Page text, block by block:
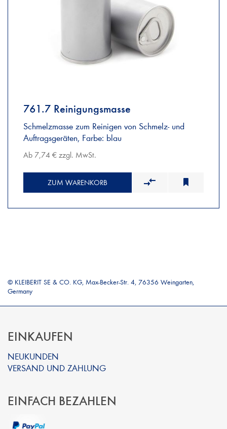
761.7 Reinigungsmasse
Schmelzmasse zum Reinigen von Schmelz- und
Auftragsgeräten, Farbe: blau
Ab 7,74 € zzgl. MwSt.
ZUM WARENKORB
© KLEIBERIT SE & CO. KG, Max-Becker-Str. 4, 76356 Weingarten,
Germany
EINKAUFEN
NEUKUNDEN
VERSAND UND ZAHLUNG
EINFACH BEZAHLEN